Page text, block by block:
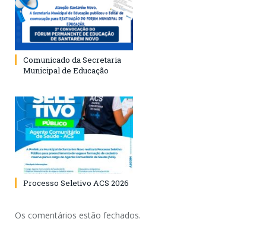
Comunicado da Secretaria
Municipal de Educação
Processo Seletivo ACS 2026
Os comentários estão fechados.